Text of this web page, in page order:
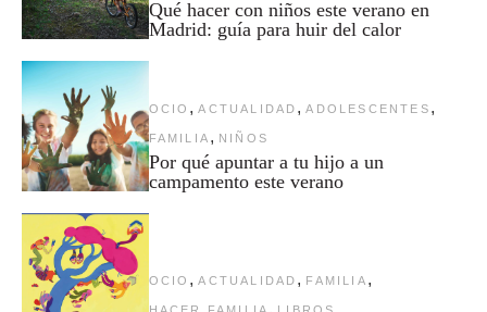
Qué hacer con niños este verano en
Madrid: guía para huir del calor
OCIO , ACTUALIDAD , ADOLESCENTES ,
FAMILIA , NIÑOS
Por qué apuntar a tu hijo a un
campamento este verano
OCIO , ACTUALIDAD , FAMILIA ,